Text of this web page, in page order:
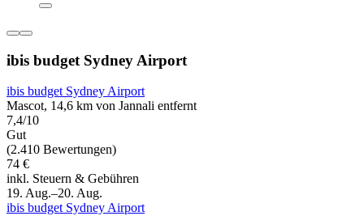
ibis budget Sydney Airport
ibis budget Sydney Airport
Mascot, 14,6 km von Jannali entfernt
7,4/10
Gut
(2.410 Bewertungen)
74 €
inkl. Steuern & Gebühren
19. Aug.–20. Aug.
ibis budget Sydney Airport